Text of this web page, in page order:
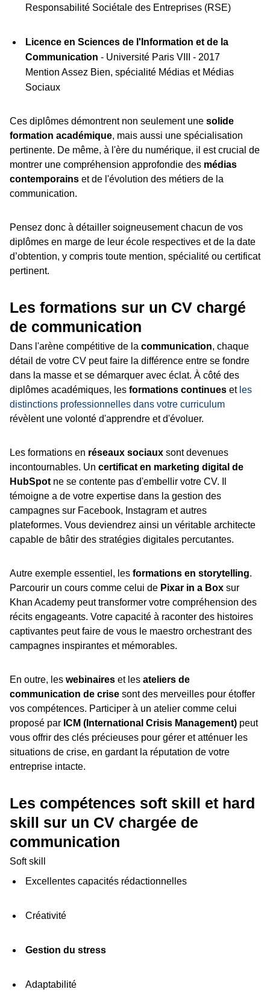
Responsabilité Sociétale des Entreprises (RSE)
Licence en Sciences de l'Information et de la
Communication - Université Paris VIII - 2017
Mention Assez Bien, spécialité Médias et Médias
Sociaux
Ces diplômes démontrent non seulement une solide
formation académique, mais aussi une spécialisation
pertinente. De même, à l'ère du numérique, il est crucial de
montrer une compréhension approfondie des médias
contemporains et de l'évolution des métiers de la
communication.
Pensez donc à détailler soigneusement chacun de vos
diplômes en marge de leur école respectives et de la date
d’obtention, y compris toute mention, spécialité ou certificat
pertinent.
Les formations sur un CV chargé
de communication
Dans l'arène compétitive de la communication, chaque
détail de votre CV peut faire la différence entre se fondre
dans la masse et se démarquer avec éclat. À côté des
diplômes académiques, les formations continues et les
distinctions professionnelles dans votre curriculum
révèlent une volonté d'apprendre et d'évoluer.
Les formations en réseaux sociaux sont devenues
incontournables. Un certificat en marketing digital de
HubSpot ne se contente pas d'embellir votre CV. Il
témoigne a de votre expertise dans la gestion des
campagnes sur Facebook, Instagram et autres
plateformes. Vous deviendrez ainsi un véritable architecte
capable de bâtir des stratégies digitales percutantes.
Autre exemple essentiel, les formations en storytelling.
Parcourir un cours comme celui de Pixar in a Box sur
Khan Academy peut transformer votre compréhension des
récits engageants. Votre capacité à raconter des histoires
captivantes peut faire de vous le maestro orchestrant des
campagnes inspirantes et mémorables.
En outre, les webinaires et les ateliers de
communication de crise sont des merveilles pour étoffer
vos compétences. Participer à un atelier comme celui
proposé par ICM (International Crisis Management) peut
vous offrir des clés précieuses pour gérer et atténuer les
situations de crise, en gardant la réputation de votre
entreprise intacte.
Les compétences soft skill et hard
skill sur un CV chargée de
communication
Soft skill
Excellentes capacités rédactionnelles
Créativité
Gestion du stress
Adaptabilité